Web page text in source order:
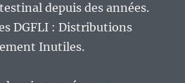
depuis des années.
DGFLI : Distributions
Inutiles.